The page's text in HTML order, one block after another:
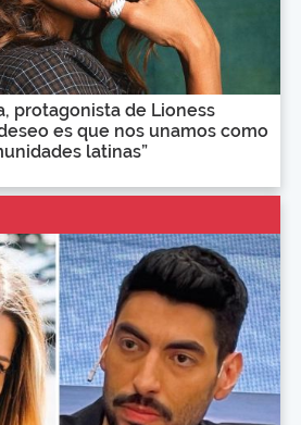
protagonista de Lioness
es que nos unamos como
latinas”